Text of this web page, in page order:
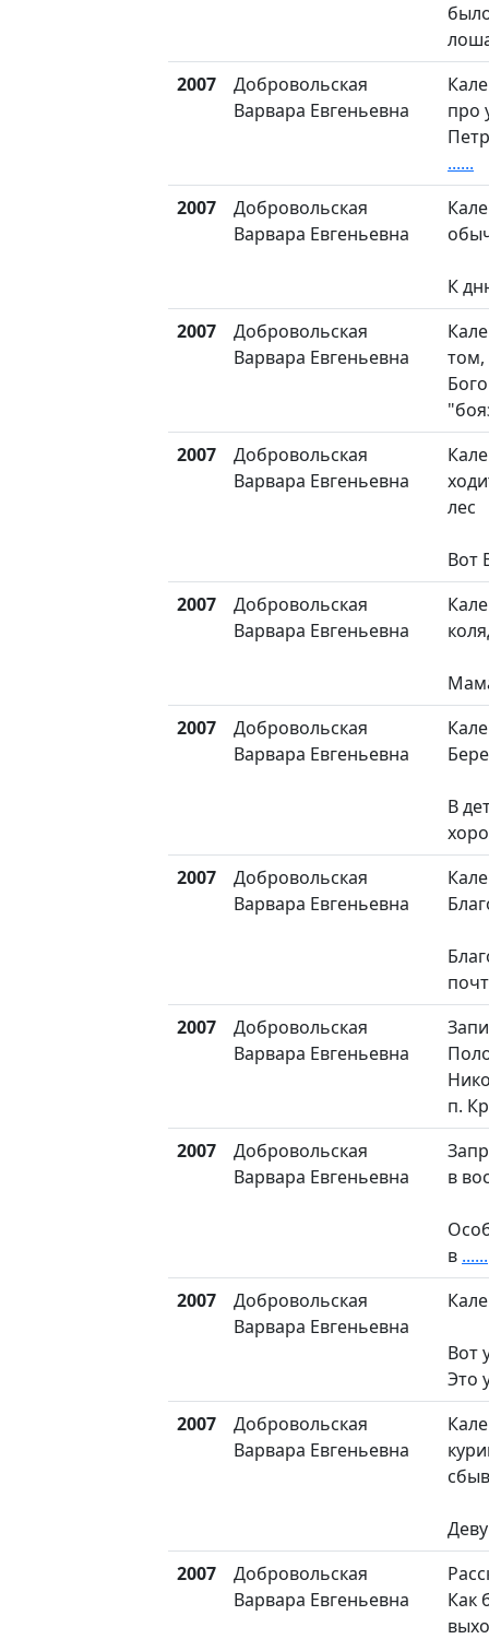
2007
Добровольская
Варвара Евгеньевна
про
......
2007
Добровольская
Варвара Евгеньевна
К
2007
Добровольская
Варвара Евгеньевна
том,
2007
Добровольская
Варвара Евгеньевна
лес
Вот
2007
Добровольская
Варвара Евгеньевна
2007
Добровольская
Варвара Евгеньевна
В
2007
Добровольская
Варвара Евгеньевна
2007
Добровольская
Варвара Евгеньевна
п.
2007
Добровольская
Варвара Евгеньевна
в
в ......
2007
Добровольская
Варвара Евгеньевна
Вот
Это
2007
Добровольская
Варвара Евгеньевна
Деву
2007
Добровольская
Варвара Евгеньевна
Как